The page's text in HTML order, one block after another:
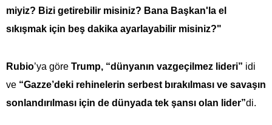
miyiz? Bizi getirebilir misiniz? Bana Başkan'la el
sıkışmak için beş dakika ayarlayabilir misiniz?"
Rubio’ya göre Trump, “dünyanın vazgeçilmez lideri” idi
ve “Gazze’deki rehinelerin serbest bırakılması ve savaşın
sonlandırılması için de dünyada tek şansı olan lider”di.